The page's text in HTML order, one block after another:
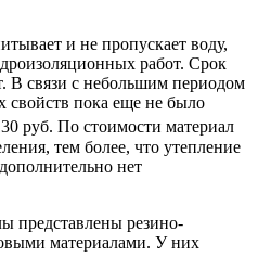
и не пропускает воду,
работ. Срок
В связи с небольшим периодом
свойств пока еще не было
руб. По стоимости материал
тем более, что утепление
нет
представлены резино-
материалами. У них